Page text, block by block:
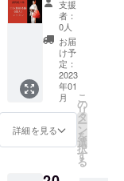
美紀が
書き下
ろした
オリジ
ナル
アート
で製作
いたし
ます！
※許可な
く引
用、転
製、第
は今回
の公演
のため
だけに
月灯藝
術。の
書作家
中島美
紀が書
き下ろ
したオ
リジナ
トで製
グッズ
は今回
の公演
のため
に月灯
藝術。
の書作
家 中島
美紀が
ろした
オリジ
アート
れてい
ない
メール
アドレ
スをご
記入く
ださ
い。 ※
全国各
はござ
いませ
希望内
容など
ご記入
くださ
程等決
めるた
め詳細
は後
日、個
六珠が
初心者
向け日
本舞踊
の体験
レッス
ンを行
いま
す。 グ
ループ
験！プ
ライ
ベート
レッス
ン】※福
岡県内
限定 日
本舞踊
家の藤
間純六
珠が初
心者向
舞踊の
支援
者：
0人
お届
け予
定：
2023
年01
月
詳細を見る
こ
の
リ
タ
ー
ン
を
選
択
す
る